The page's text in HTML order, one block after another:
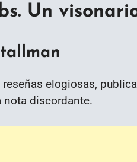
Un
elogiosas,
nota discordante.